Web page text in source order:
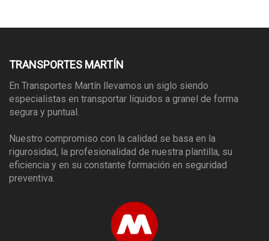
TRANSPORTES MARTÍN
En Transportes Martín llevamos un siglo siendo
especialistas en transportar líquidos a granel de forma
segura y puntual.
Nuestro compromiso con la calidad se basa en la
rigurosidad, la profesionalidad de nuestra plantilla, su
eficiencia y en su constante formación en seguridad
preventiva.